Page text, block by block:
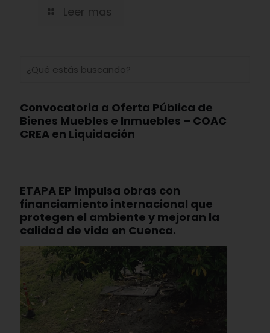
Leer mas
Convocatoria a Oferta Pública de
Bienes Muebles e Inmuebles – COAC
CREA en Liquidación
ETAPA EP impulsa obras con
financiamiento internacional que
protegen el ambiente y mejoran la
calidad de vida en Cuenca.